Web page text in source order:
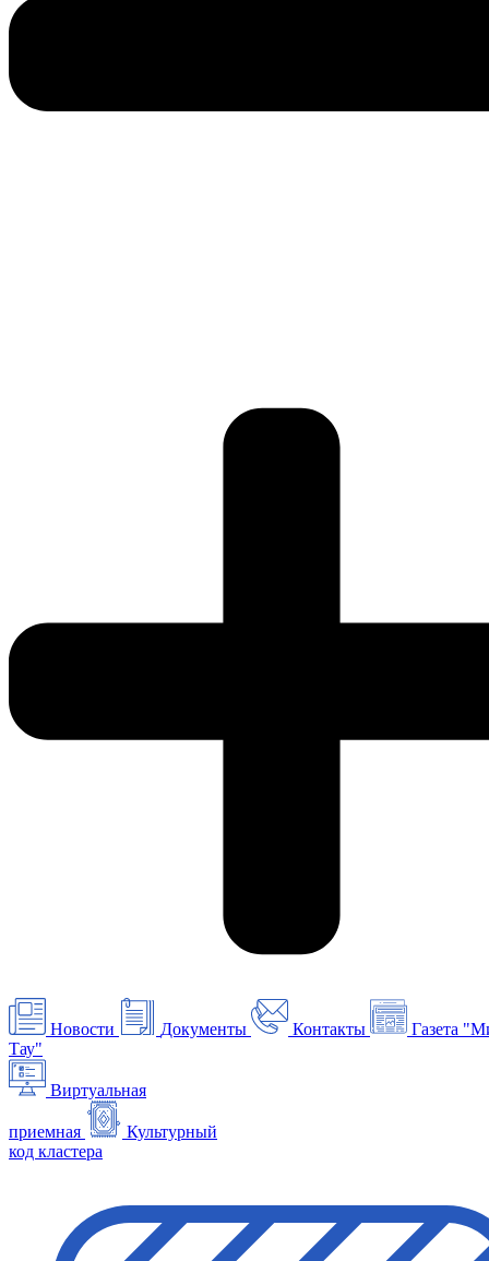
Новости Документы Контакты
Газета
Тау"
Виртуальная
приемная
Культурный
код кластера